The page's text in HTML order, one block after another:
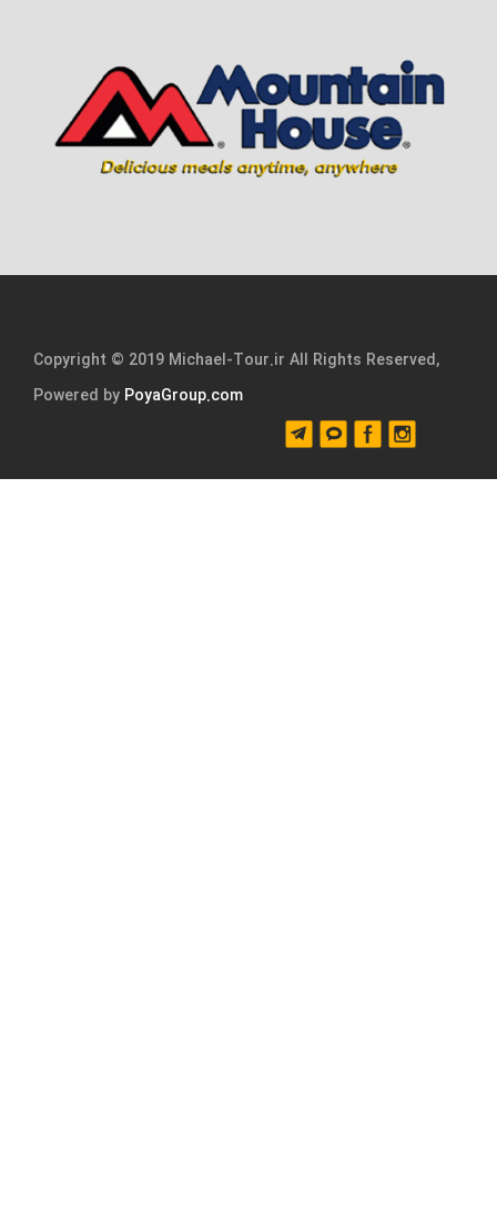
Copyright © 2019 Michael-Tour.ir All Rights Reserved,
Powered by PoyaGroup.com